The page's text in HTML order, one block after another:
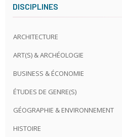
DISCIPLINES
ARCHITECTURE
ART(S) & ARCHÉOLOGIE
BUSINESS & ÉCONOMIE
ÉTUDES DE GENRE(S)
GÉOGRAPHIE & ENVIRONNEMENT
HISTOIRE